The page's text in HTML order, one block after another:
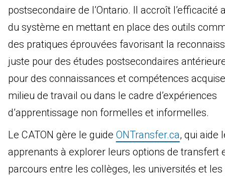
postsecondaire de l’Ontario. Il accroît l’efficacité
du système en mettant en place des outils
des pratiques éprouvées favorisant la
juste pour des études postsecondaires
pour des connaissances et compétences
milieu de travail ou dans le cadre d’expériences
d’apprentissage non formelles et informelles.
Le CATON gère le guide ONTransfer.ca, qui aide
apprenants à explorer leurs options de transfert
parcours entre les collèges, les universités et les